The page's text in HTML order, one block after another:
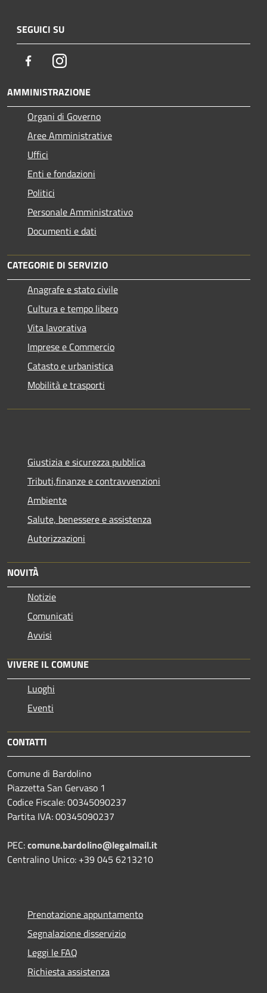
SEGUICI SU
FacebookInstagram
AMMINISTRAZIONE
Organi di Governo
Aree Amministrative
Uffici
Enti e fondazioni
Politici
Personale Amministrativo
Documenti e dati
CATEGORIE DI SERVIZIO
Anagrafe e stato civile
Cultura e tempo libero
Vita lavorativa
Imprese e Commercio
Catasto e urbanistica
Mobilità e trasporti
Giustizia e sicurezza pubblica
Tributi,finanze e contravvenzioni
Ambiente
Salute, benessere e assistenza
Autorizzazioni
NOVITÀ
Notizie
Comunicati
Avvisi
VIVERE IL COMUNE
Luoghi
Eventi
CONTATTI
Comune di Bardolino
Piazzetta San Gervaso 1
Codice Fiscale: 00345090237
Partita IVA: 00345090237
PEC:comune.bardolino@legalmail.it
Centralino Unico: +39 045 6213210
Prenotazione appuntamento
Segnalazione disservizio
Leggi le FAQ
Richiesta assistenza